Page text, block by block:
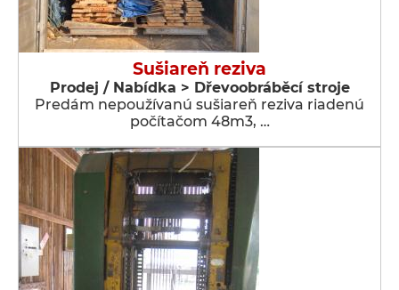
Sušiareň reziva
Prodej / Nabídka > Dřevoobráběcí stroje
Predám nepoužívanú sušiareň reziva riadenú
počítačom 48m3, …